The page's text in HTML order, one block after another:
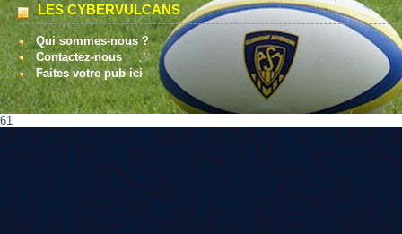
LES CYBERVULCANS
Qui sommes-nous ?
Contactez-nous
Faites votre pub ici
61